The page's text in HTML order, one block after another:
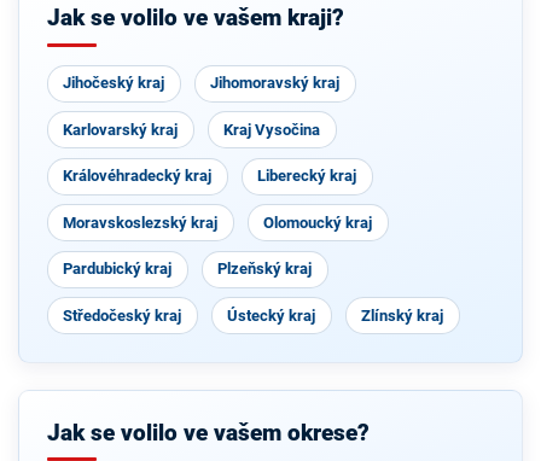
Jak se volilo ve vašem kraji?
Jihočeský kraj Jihomoravský kraj
Karlovarský kraj Kraj Vysočina
Královéhradecký kraj Liberecký kraj
Moravskoslezský kraj Olomoucký kraj
Pardubický kraj Plzeňský kraj
Středočeský kraj Ústecký kraj Zlínský kraj
Jak se volilo ve vašem okrese?